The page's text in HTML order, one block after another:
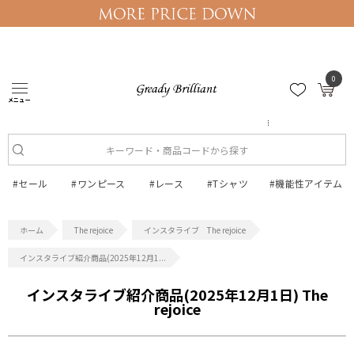
メニュー
0
#セール #ワンピース #レース #Tシャツ #機能性アイテム
The rejoice インスタライブ The rejoice
インスタライブ紹介商品(2025年12月1...
インスタライブ紹介商品(2025年12月1日) The
rejoice